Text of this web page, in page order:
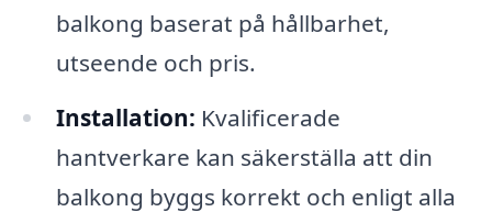
balkong baserat på hållbarhet,
utseende och pris.
Installation: Kvalificerade
hantverkare kan säkerställa att din
balkong byggs korrekt och enligt alla